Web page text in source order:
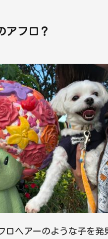
アフロ？
ロヘアーのような子を発